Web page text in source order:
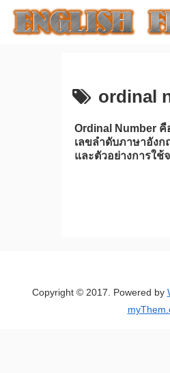
ordinal
Ordinal Number คื
เลขลำดับภาษาอังก
และตัวอย่างการใช้
Copyright © 2017. Powered by